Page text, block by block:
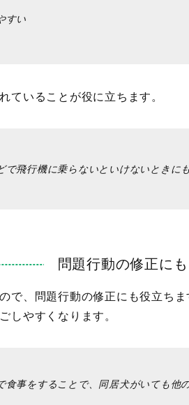
すい
ていることが役に立ちます。
で飛行機に乗らないといけないときに
問題行動の修正にも
で、問題行動の修正にも役立ち
しやすくなります。
食事をすることで、同居犬がいても他